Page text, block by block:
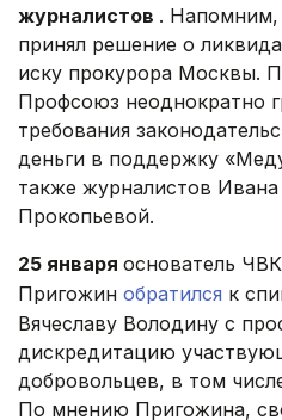
журналистов . Напомним,
принял решение о
иску прокурора Москвы.
Профсоюз неоднократно
требования
деньги в поддержку
также журналистов
Прокопьевой.
25 января основатель
Пригожин обратился к
Вячеславу Володину с
дискредитацию
добровольцев, в том
По мнению Пригожина,